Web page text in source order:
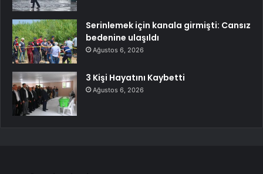
Serinlemek için kanala girmişti: Cansız
bedenine ulaşıldı
Ağustos 6, 2026
3 Kişi Hayatını Kaybetti
Ağustos 6, 2026